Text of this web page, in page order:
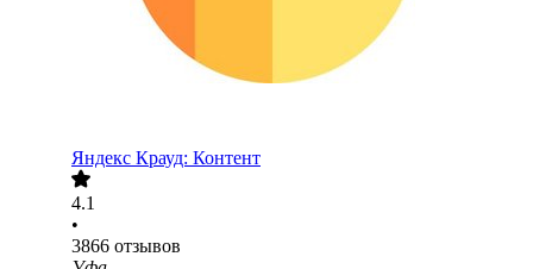
Яндекс Крауд: Контент
4.1
•
3866 отзывов